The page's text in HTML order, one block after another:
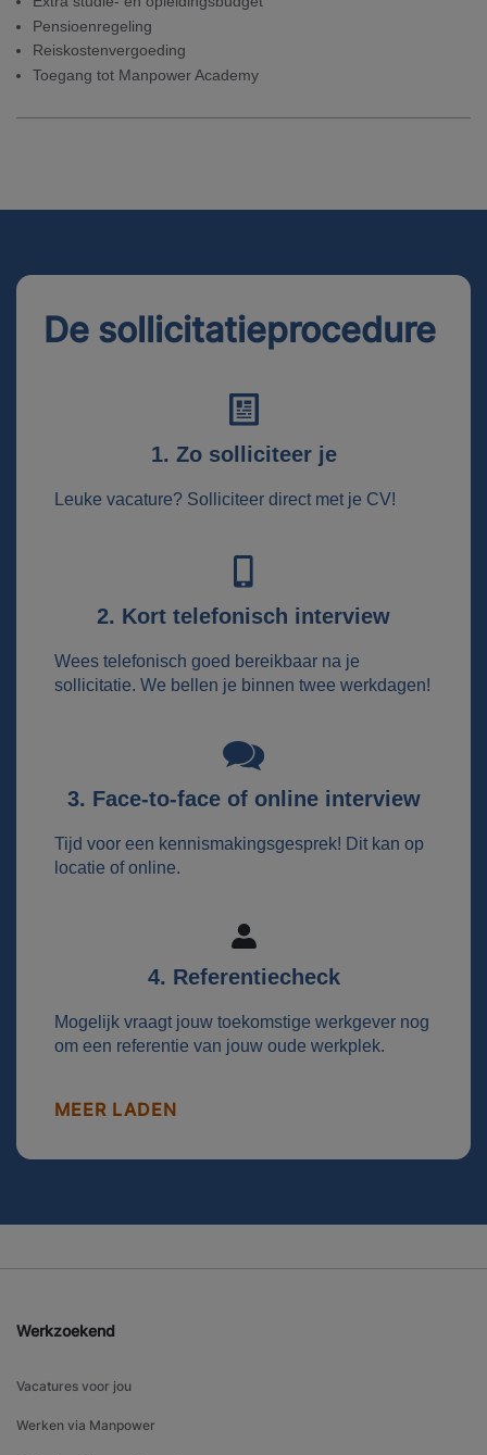
Pensioenregeling
Reiskostenvergoeding
Toegang tot Manpower Academy
De sollicitatieprocedure
1. Zo solliciteer je
Leuke vacature? Solliciteer direct met je CV!
2. Kort telefonisch interview
Wees telefonisch goed bereikbaar na je
sollicitatie. We bellen je binnen twee werkdagen!
3. Face-to-face of online interview
Tijd voor een kennismakingsgesprek! Dit kan op
locatie of online.
4. Referentiecheck
Mogelijk vraagt jouw toekomstige werkgever nog
om een referentie van jouw oude werkplek.
MEER LADEN
Werkzoekend
Vacatures voor jou
Werken via Manpower